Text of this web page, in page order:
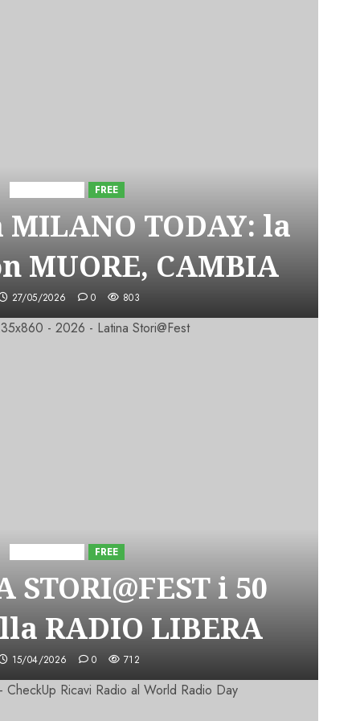
FREE
MILANO TODAY: la
MUORE, CAMBIA
27/05/2026 0 803
FREE
STORI@FEST i 50
RADIO LIBERA
15/04/2026 0 712